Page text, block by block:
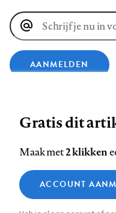
E-
mailadres
AANMELDEN
op
Facebook
op
LinkedIn
op
Bluesky
Footer
Contact Colofon
Zie onze cookie policy
Analytische cookies
Gratis dit
Maak met2 klikken
ACCOUNT